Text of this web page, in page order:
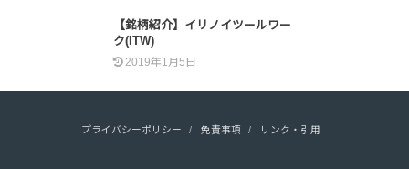
【銘柄紹介】イリノイツールワー
ク(ITW)
2019年1月5日
プライバシーポリシー 免責事項 リンク・引用